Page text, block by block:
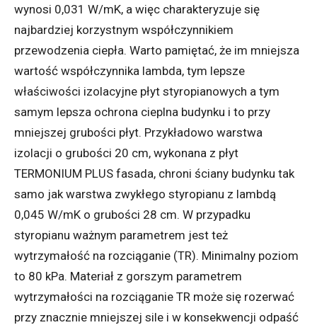
wynosi 0,031 W/mK, a więc charakteryzuje się
najbardziej korzystnym współczynnikiem
przewodzenia ciepła. Warto pamiętać, że im mniejsza
wartość współczynnika lambda, tym lepsze
właściwości izolacyjne płyt styropianowych a tym
samym lepsza ochrona cieplna budynku i to przy
mniejszej grubości płyt. Przykładowo warstwa
izolacji o grubości 20 cm, wykonana z płyt
TERMONIUM PLUS fasada, chroni ściany budynku tak
samo jak warstwa zwykłego styropianu z lambdą
0,045 W/mK o grubości 28 cm. W przypadku
styropianu ważnym parametrem jest też
wytrzymałość na rozciąganie (TR). Minimalny poziom
to 80 kPa. Materiał z gorszym parametrem
wytrzymałości na rozciąganie TR może się rozerwać
przy znacznie mniejszej sile i w konsekwencji odpaść